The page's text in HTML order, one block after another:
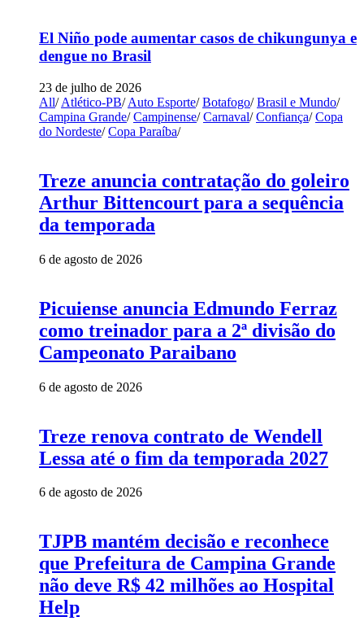
El Niño pode aumentar casos de chikungunya e
dengue no Brasil
23 de julho de 2026
All/ Atlético-PB/ Auto Esporte/ Botafogo/ Brasil e Mundo/
Campina Grande/ Campinense/ Carnaval/ Confiança/ Copa
do Nordeste/ Copa Paraíba/
Treze anuncia contratação do goleiro
Arthur Bittencourt para a sequência
da temporada
6 de agosto de 2026
Picuiense anuncia Edmundo Ferraz
como treinador para a 2ª divisão do
Campeonato Paraibano
6 de agosto de 2026
Treze renova contrato de Wendell
Lessa até o fim da temporada 2027
6 de agosto de 2026
TJPB mantém decisão e reconhece
que Prefeitura de Campina Grande
não deve R$ 42 milhões ao Hospital
Help